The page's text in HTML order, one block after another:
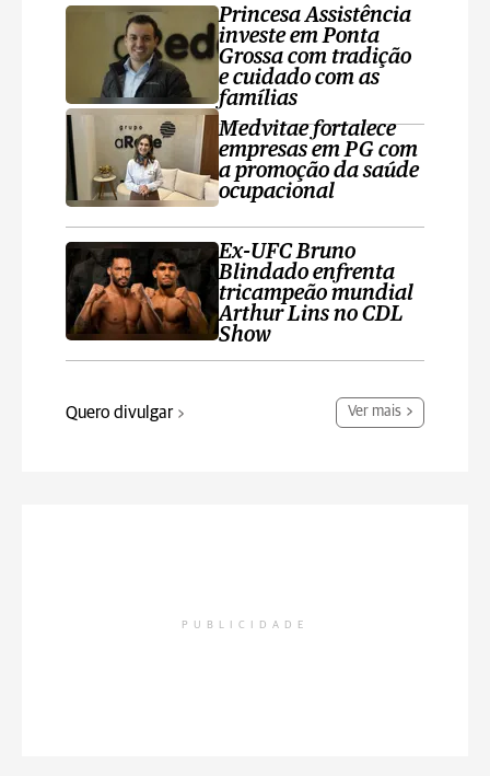
Princesa Assistência
investe em Ponta
Grossa com tradição
e cuidado com as
famílias
Medvitae fortalece
empresas em PG com
a promoção da saúde
ocupacional
Ex-UFC Bruno
Blindado enfrenta
tricampeão mundial
Arthur Lins no CDL
Show
Quero divulgar Ver mais
PUBLICIDADE